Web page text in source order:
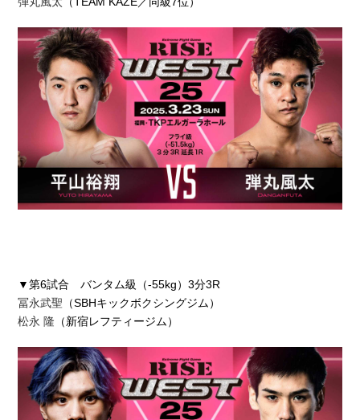
▼第6試合 バンタム級（-55kg）3分3R
冨永武聖 （SBHキックボクシングジム）
松永 隆 （新宿レフティージム）